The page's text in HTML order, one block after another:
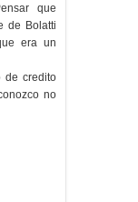
que
de Bolatti
era un
de credito
no